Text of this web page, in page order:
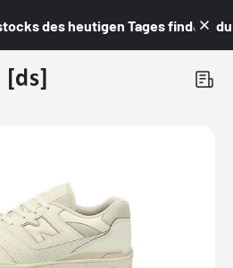
des heutigen Tages findest du